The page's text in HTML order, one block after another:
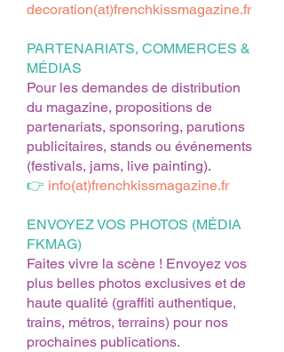
decoration(at)frenchkissmagazine.fr
PARTENARIATS, COMMERCES &
MÉDIAS
Pour les demandes de distribution
du magazine, propositions de
partenariats, sponsoring, parutions
publicitaires, stands ou événements
(festivals, jams, live painting).
👉 info(at)frenchkissmagazine.fr
ENVOYEZ VOS PHOTOS (MÉDIA
FKMAG)
Faites vivre la scène ! Envoyez vos
plus belles photos exclusives et de
haute qualité (graffiti authentique,
trains, métros, terrains) pour nos
prochaines publications.